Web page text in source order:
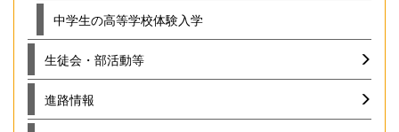
中学生の高等学校体験入学
生徒会・部活動等
進路情報